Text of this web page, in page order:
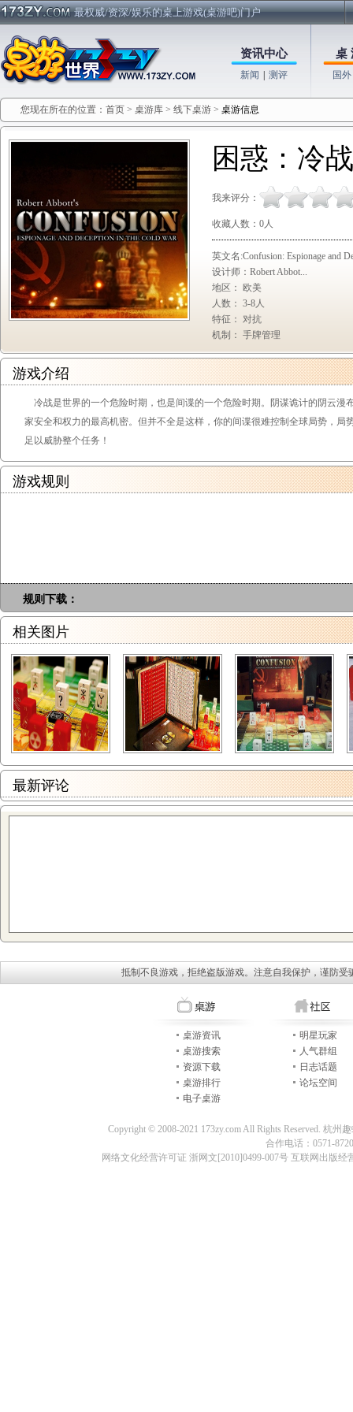
最权威/资深/娱乐的桌上游戏(桌游吧)门户
资讯中心
新闻 测评
桌
国外
您现在所在的位置： 首页 > 桌游库 > 线下桌游 > 桌游信息
困惑：冷
我来评分：
收藏人数： 0人
英文名:Confusion: Espionage and
设计师：Robert Abbot...
地区： 欧美
人数： 3-8人
特征： 对抗
机制： 手牌管理
游戏介绍
冷战是世界的一个危险时期，也是间谍的一个危险时期。阴谋诡计的阴云漫
家安全和权力的最高机密。但并不全是这样，你的间谍很难控制全球局势，局
足以威胁整个任务！
游戏规则
规则下载：
相关图片
最新评论
抵制不良游戏，拒绝盗版游戏。注意自我保护，谨防
桌游资讯
桌游搜索
资源下载
桌游排行
电子桌游
明星玩家
人气群组
日志话题
论坛空间
Copyright © 2008-2021 173zy.com All Rights Reserved. 杭
合作电话：0571-
网络文化经营许可证 浙网文[2010]0499-007号 互联网出版